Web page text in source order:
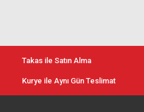
Takas ile Satın Alma
Kurye ile Aynı Gün Teslimat